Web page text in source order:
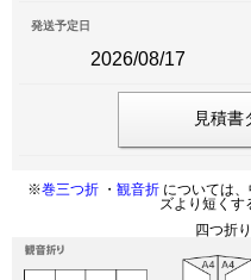
発送予定日
2026/08/17
見積書
※巻三つ折 ・ 観音折 については
ズより短くす
四つ折